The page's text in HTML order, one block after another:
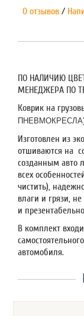
0 отзывов /
ПО НАЛИЧИЮ
МЕНЕДЖЕРА ПО
Коврик на
Изготовлен из
отшиваются на
созданным авто
всех
чистить),
влаги и грязи,
и
В комплект
автомобиля.